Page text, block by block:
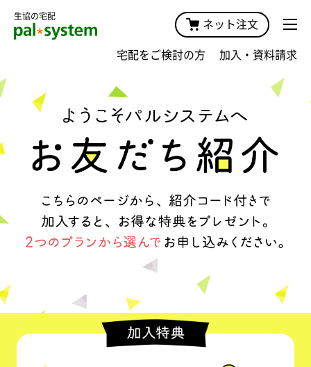
生協の宅配
ネット注文
宅配をご検討の方 加入・資料請求